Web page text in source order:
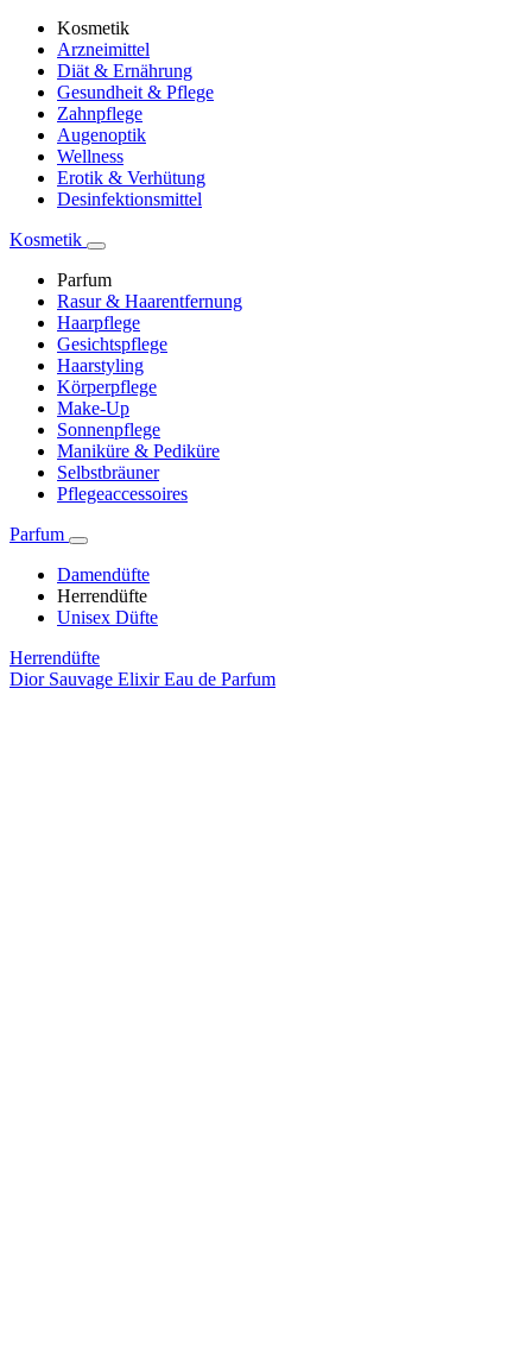
Kosmetik
Arzneimittel
Diät & Ernährung
Gesundheit & Pflege
Zahnpflege
Augenoptik
Wellness
Erotik & Verhütung
Desinfektionsmittel
Kosmetik
Parfum
Rasur & Haarentfernung
Haarpflege
Gesichtspflege
Haarstyling
Körperpflege
Make-Up
Sonnenpflege
Maniküre & Pediküre
Selbstbräuner
Pflegeaccessoires
Parfum
Damendüfte
Herrendüfte
Unisex Düfte
Herrendüfte
Dior Sauvage Elixir Eau de Parfum